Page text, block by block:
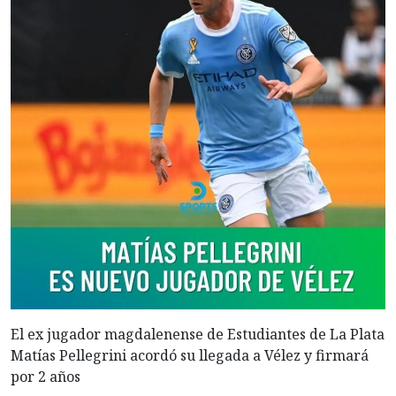
El ex jugador magdalenense de Estudiantes de La Plata
Matías Pellegrini acordó su llegada a Vélez y firmará
por 2 años